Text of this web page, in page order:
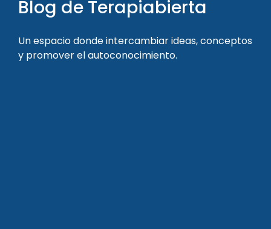
Blog de Terapiabierta
Un espacio donde intercambiar ideas, conceptos
y promover el autoconocimiento.